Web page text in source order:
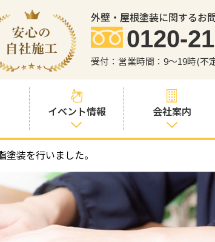
外壁・屋根塗装に関するお
0120-
受付：営業時間：9～19時(不
イベント情報 会社案内
職人・スタッフ
紹介
お問い合わせか
らの流れ
装を行いました。